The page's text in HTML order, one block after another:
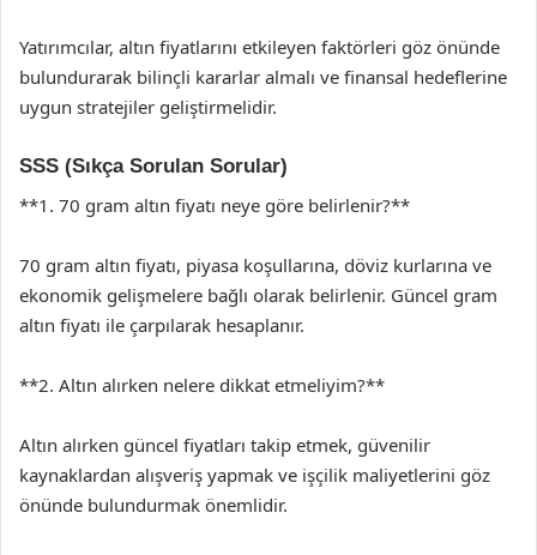
Yatırımcılar, altın fiyatlarını etkileyen faktörleri göz önünde
bulundurarak bilinçli kararlar almalı ve finansal hedeflerine
uygun stratejiler geliştirmelidir.
SSS (Sıkça Sorulan Sorular)
**1. 70 gram altın fiyatı neye göre belirlenir?**
70 gram altın fiyatı, piyasa koşullarına, döviz kurlarına ve
ekonomik gelişmelere bağlı olarak belirlenir. Güncel gram
altın fiyatı ile çarpılarak hesaplanır.
**2. Altın alırken nelere dikkat etmeliyim?**
Altın alırken güncel fiyatları takip etmek, güvenilir
kaynaklardan alışveriş yapmak ve işçilik maliyetlerini göz
önünde bulundurmak önemlidir.